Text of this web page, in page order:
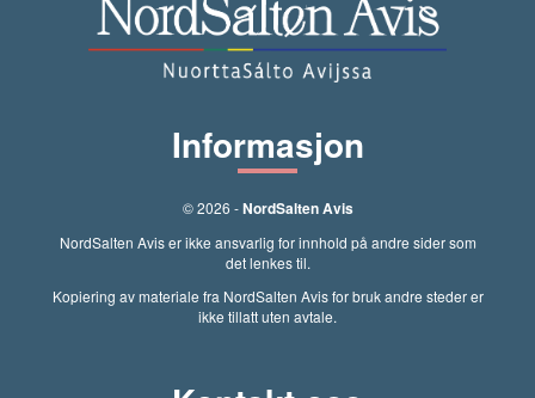
Informasjon
© 2026 -NordSalten Avis
NordSalten Avis er ikke ansvarlig for innhold på andre sider som
det lenkes til.
Kopiering av materiale fra NordSalten Avis for bruk andre steder er
ikke tillatt uten avtale.